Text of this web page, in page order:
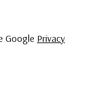
Google Privacy